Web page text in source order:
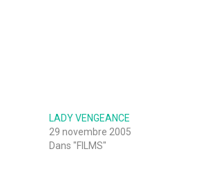
LADY VENGEANCE
29 novembre 2005
Dans "FILMS"